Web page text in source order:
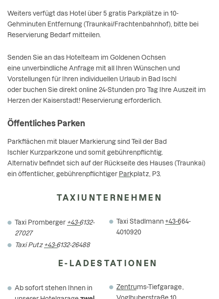
Weiters verfügt das Hotel über 5 gratis Parkplätze in 10-
Gehminuten Entfernung (Traunkai/Frachtenbahnhof), bitte bei
Reservierung Bedarf mitteilen.
Senden Sie an das Hotelteam im Goldenen Ochsen
eine unverbindliche Anfrage mit all Ihren Wünschen und
Vorstellungen für Ihren individuellen Urlaub in Bad Ischl
oder buchen Sie direkt online 24-Stunden pro Tag Ihre Auszeit im
Herzen der Kaiserstadt! Reservierung erforderlich.
Öffentliches Parken
Parkflächen mit blauer Markierung sind Teil der Bad
Ischler Kurzparkzone und somit gebührenpflichtig.
Alternativ befindet sich auf der Rückseite des Hauses (Traunkai)
ein öffentlicher, gebührenpflichtiger Parkplatz, P3
TAXIUNTERNEHMEN
Taxi Promberger +43-6132-
27027
Taxi Putz +43-6132-26488
Taxi Stadlmann +43-664-
4010920
E-LADESTATIONEN
Ab sofort stehen Ihnen in
Zentrums-Tiefgarage
Voglhuberstraße 10